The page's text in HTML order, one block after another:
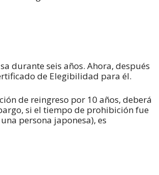
durante seis años. Ahora, después
de Elegibilidad para él.
de reingreso por 10 años, deberá
si el tiempo de prohibición fue
persona japonesa), es